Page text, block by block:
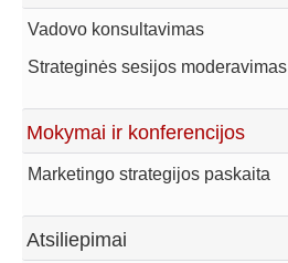
Vadovo konsultavimas
Strateginės sesijos moderavimas
Mokymai ir konferencijos
Marketingo strategijos paskaita
Atsiliepimai